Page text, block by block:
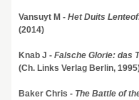
Vansuyt M - Het Duits
(2014)
Knab J - Falsche Glorie: das
(Ch. Links Verlag Berlin,
Baker Chris - The Battle of